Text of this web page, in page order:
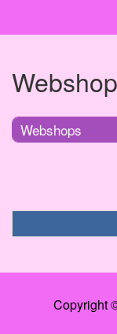
Webshops
Copyright